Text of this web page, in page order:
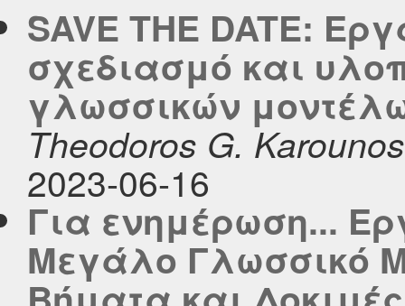
SAVE THE DATE:
σχεδιασμό και
γλωσσικών
Theodoros G. Karounos
2023-06-16
Για ενημέρωση...
Μεγάλο Γλωσσικό